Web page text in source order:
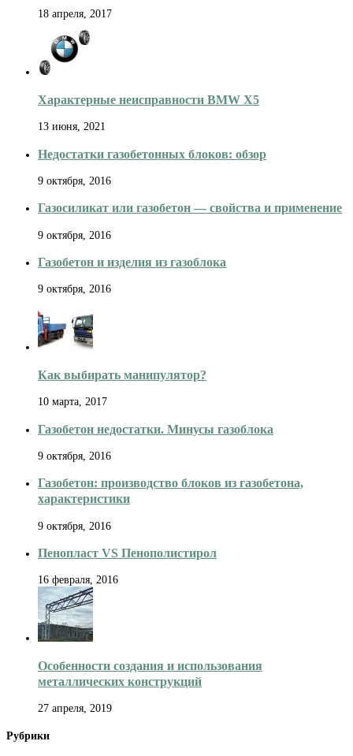
18 апреля, 2017
Характерные неисправности BMW X5
13 июня, 2021
Недостатки газобетонных блоков: обзор
9 октября, 2016
Газосиликат или газобетон — свойства и применение
9 октября, 2016
Газобетон и изделия из газоблока
9 октября, 2016
Как выбирать манипулятор?
10 марта, 2017
Газобетон недостатки. Минусы газоблока
9 октября, 2016
Газобетон: производство блоков из газобетона,
характеристики
9 октября, 2016
Пенопласт VS Пенополистирол
16 февраля, 2016
Особенности создания и использования
металлических конструкций
27 апреля, 2019
Рубрики